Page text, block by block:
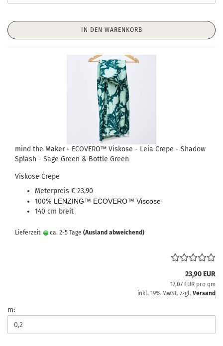
IN DEN WARENKORB
mind the Maker - ECOVERO™ Viskose - Leia Crepe - Shadow
Splash - Sage Green & Bottle Green
Viskose Crepe
Meterpreis € 23,90
100% LENZING™ ECOVERO™ Viscose
140 cm breit
Lieferzeit: ca. 2-5 Tage (Ausland abweichend)
23,90 EUR
17,07 EUR pro qm
inkl. 19% MwSt. zzgl. Versand
m: